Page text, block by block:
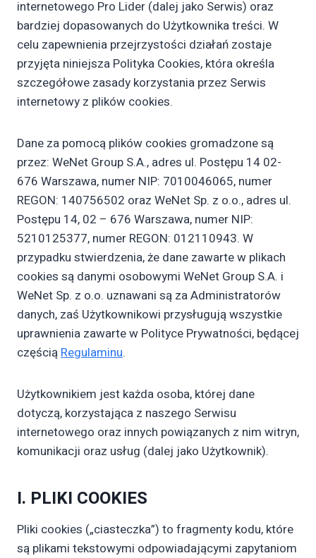
internetowego Pro Lider (dalej jako Serwis) oraz
bardziej dopasowanych do Użytkownika treści. W
celu zapewnienia przejrzystości działań zostaje
przyjęta niniejsza Polityka Cookies, która określa
szczegółowe zasady korzystania przez Serwis
internetowy z plików cookies.
Dane za pomocą plików cookies gromadzone są
przez: WeNet Group S.A., adres ul. Postępu 14 02-
676 Warszawa, numer NIP: 7010046065, numer
REGON: 140756502 oraz WeNet Sp. z o.o., adres ul.
Postępu 14, 02 – 676 Warszawa, numer NIP:
5210125377, numer REGON: 012110943. W
przypadku stwierdzenia, że dane zawarte w plikach
cookies są danymi osobowymi WeNet Group S.A. i
WeNet Sp. z o.o. uznawani są za Administratorów
danych, zaś Użytkownikowi przysługują wszystkie
uprawnienia zawarte w Polityce Prywatności, będącej
częściąRegulaminu.
Użytkownikiem jest każda osoba, której dane
dotyczą, korzystająca z naszego Serwisu
internetowego oraz innych powiązanych z nim witryn,
komunikacji oraz usług (dalej jako Użytkownik).
I. PLIKI COOKIES
Pliki cookies („ciasteczka”) to fragmenty kodu, które
są plikami tekstowymi odpowiadającymi zapytaniom